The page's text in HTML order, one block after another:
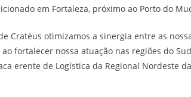
em Fortaleza, próximo ao Porto do
Cratéus otimizamos a sinergia entre as
fortalecer nossa atuação nas regiões do
erente de Logística da Regional Nordeste